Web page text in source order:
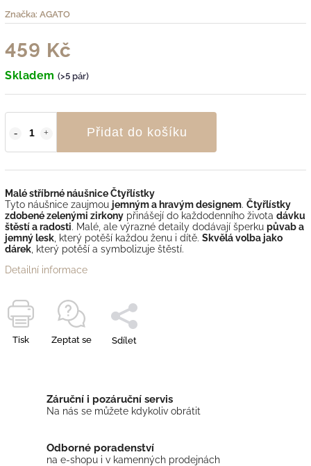
Značka: AGATO
459 Kč
Skladem (>5 pár)
Přidat do košíku
Malé stříbrné náušnice Čtyřlístky
Tyto náušnice zaujmou jemným a hravým designem. Čtyřlístky
zdobené zelenými zirkony přinášejí do každodenního života dávku
štěstí a radosti. Malé, ale výrazné detaily dodávají šperku půvab a
jemný lesk , který potěší každou ženu i dítě. Skvělá volba jako
dárek , který potěší a symbolizuje štěstí.
Detailní informace
Tisk Zeptat se Sdílet
Záruční i pozáruční servis
Na nás se můžete kdykoliv obrátit
Odborné poradenství
na e-shopu i v kamenných prodejnách